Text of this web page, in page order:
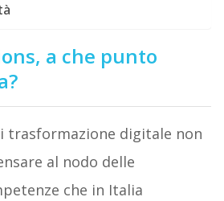
a che punto
trasformazione digitale non
al nodo delle
che in Italia